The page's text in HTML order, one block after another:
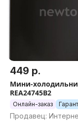
449 р.
Мини-
REA24745B2
Онлайн-заказ
Продавец: